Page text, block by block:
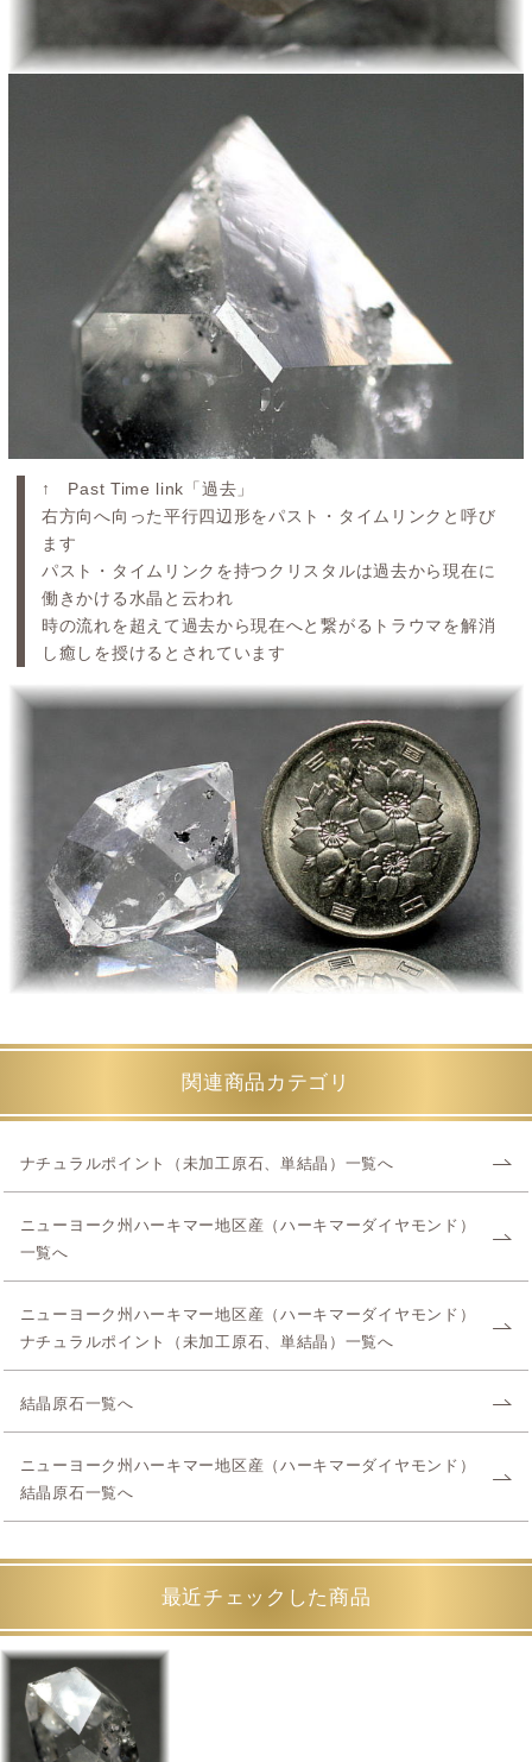
↑ Past Time link「過去」
右方向へ向った平行四辺形をパスト・タイムリンクと呼び
ます
パスト・タイムリンクを持つクリスタルは過去から現在に
働きかける水晶と云われ
時の流れを超えて過去から現在へと繋がるトラウマを解消
し癒しを授けるとされています
関連商品カテゴリ
ナチュラルポイント（未加工原石、単結晶）一覧へ
ニューヨーク州ハーキマー地区産（ハーキマーダイヤモンド）
一覧へ
ニューヨーク州ハーキマー地区産（ハーキマーダイヤモンド）
ナチュラルポイント（未加工原石、単結晶）一覧へ
結晶原石一覧へ
ニューヨーク州ハーキマー地区産（ハーキマーダイヤモンド）
結晶原石一覧へ
最近チェックした商品